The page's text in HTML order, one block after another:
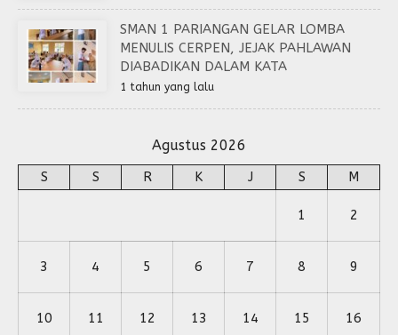
SMAN 1 PARIANGAN GELAR LOMBA
MENULIS CERPEN, JEJAK PAHLAWAN
DIABADIKAN DALAM KATA
1 tahun yang lalu
Agustus 2026
S S R K J S M
1 2
3 4 5 6 7 8 9
10 11 12 13 14 15 16